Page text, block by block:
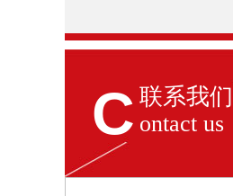
C 联系我们
ontact us